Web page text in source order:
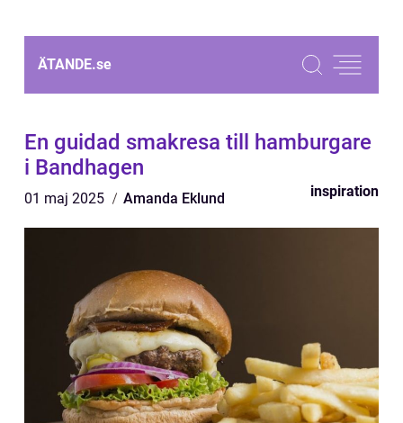
ÄTANDE.se
En guidad smakresa till hamburgare
i Bandhagen
01 maj 2025 Amanda Eklund inspiration